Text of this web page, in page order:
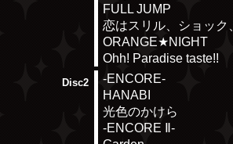
FULL JUMP
恋はスリル、ショック
ORANGE★NIGHT
Ohh! Paradise taste!!
Disc2
-ENCORE-
HANABI
光色のかけら
-ENCORE Ⅱ-